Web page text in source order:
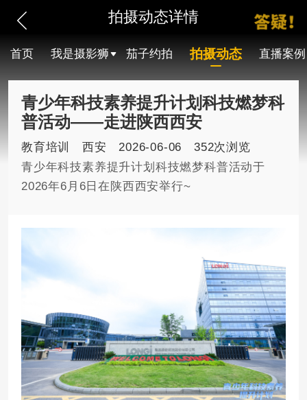
拍摄动态详情
首页 我是摄影狮 茄子约拍 拍摄动态 直播案例
青少年科技素养提升计划科技燃梦科
普活动——走进陕西西安
教育培训 西安 2026-06-06
352次浏览
青少年科技素养提升计划科技燃梦科普活动于
2026年6月6日在陕西西安举行~